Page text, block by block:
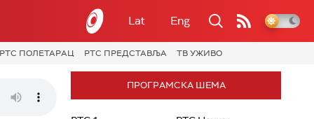
Lat Eng
РТС ПОЛЕТАРАЦ РТС ПРЕДСТАВЉА ТВ УЖИВО
ПРОГРАМСКА ШЕМА